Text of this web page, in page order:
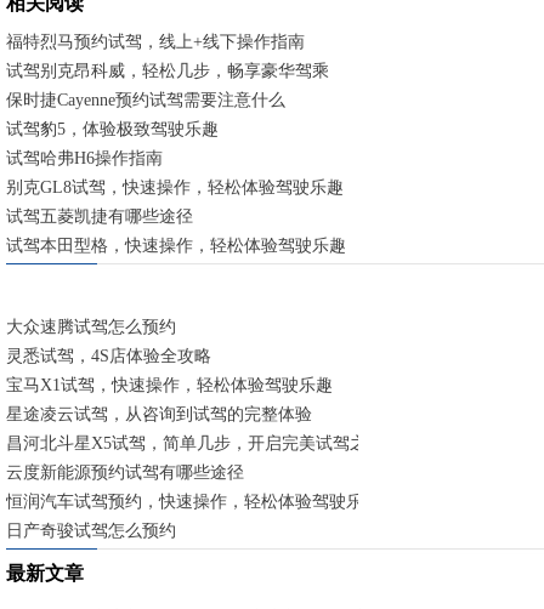
福特烈马预约试驾，线上+线下操作指南
试驾别克昂科威，轻松几步，畅享豪华驾乘
保时捷Cayenne预约试驾需要注意什么
试驾豹5，体验极致驾驶乐趣
试驾哈弗H6操作指南
别克GL8试驾，快速操作，轻松体验驾驶乐趣
试驾五菱凯捷有哪些途径
试驾本田型格，快速操作，轻松体验驾驶乐趣
大众速腾试驾怎么预约
灵悉试驾，4S店体验全攻略
宝马X1试驾，快速操作，轻松体验驾驶乐趣
星途凌云试驾，从咨询到试驾的完整体验
昌河北斗星X5试驾，简单几步，开启完美试驾之旅
云度新能源预约试驾有哪些途径
恒润汽车试驾预约，快速操作，轻松体验驾驶乐趣
日产奇骏试驾怎么预约
最新文章